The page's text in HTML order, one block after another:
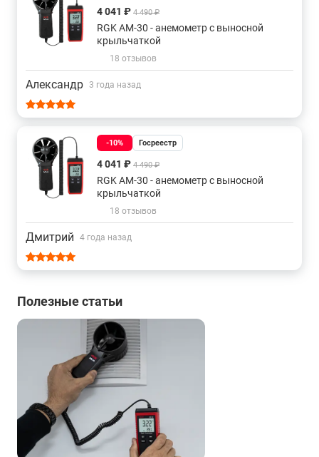
4 041 ₽ 4 490 ₽
RGK AM-30 - анемометр с выносной
крыльчаткой
18 отзывов
Александр 3 года назад
-10% Госреестр
4 041 ₽ 4 490 ₽
RGK AM-30 - анемометр с выносной
крыльчаткой
18 отзывов
Дмитрий 4 года назад
Полезные статьи